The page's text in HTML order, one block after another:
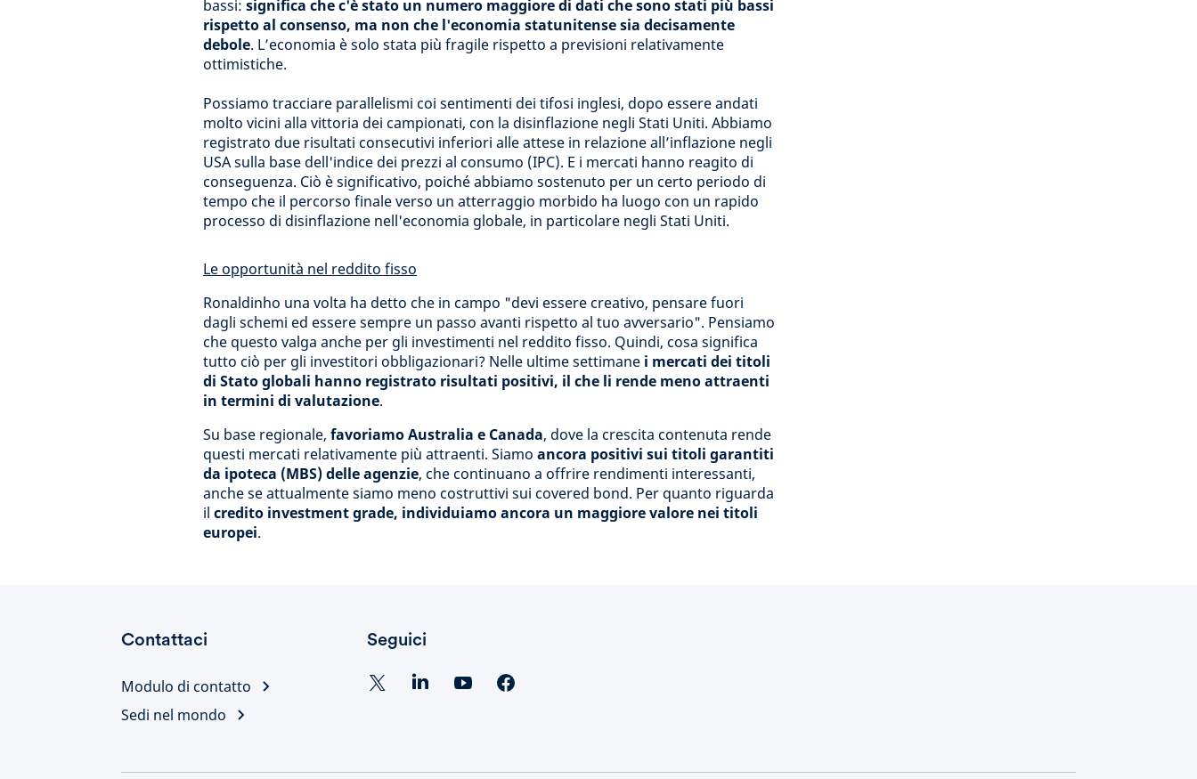
bassi: significa che c'è stato un numero maggiore di dati che sono stati più bassi
rispetto al consenso, ma non che l'economia statunitense sia decisamente
debole. L’economia è solo stata più fragile rispetto a previsioni relativamente
ottimistiche.
Possiamo tracciare parallelismi coi sentimenti dei tifosi inglesi, dopo essere andati
molto vicini alla vittoria dei campionati, con la disinflazione negli Stati Uniti. Abbiamo
registrato due risultati consecutivi inferiori alle attese in relazione all’inflazione negli
USA sulla base dell'indice dei prezzi al consumo (IPC). E i mercati hanno reagito di
conseguenza. Ciò è significativo, poiché abbiamo sostenuto per un certo periodo di
tempo che il percorso finale verso un atterraggio morbido ha luogo con un rapido
processo di disinflazione nell'economia globale, in particolare negli Stati Uniti.
Le opportunità nel reddito fisso
Ronaldinho una volta ha detto che in campo "devi essere creativo, pensare fuori
dagli schemi ed essere sempre un passo avanti rispetto al tuo avversario". Pensiamo
che questo valga anche per gli investimenti nel reddito fisso. Quindi, cosa significa
tutto ciò per gli investitori obbligazionari? Nelle ultime settimane i mercati dei titoli
di Stato globali hanno registrato risultati positivi, il che li rende meno attraenti
in termini di valutazione.
Su base regionale, favoriamo Australia e Canada, dove la crescita contenuta rende
questi mercati relativamente più attraenti. Siamo ancora positivi sui titoli garantiti
da ipoteca (MBS) delle agenzie, che continuano a offrire rendimenti interessanti,
anche se attualmente siamo meno costruttivi sui covered bond. Per quanto riguarda
il credito investment grade, individuiamo ancora un maggiore valore nei titoli
europei.
Contattaci
Modulo di contatto
Sedi nel mondo
Seguici